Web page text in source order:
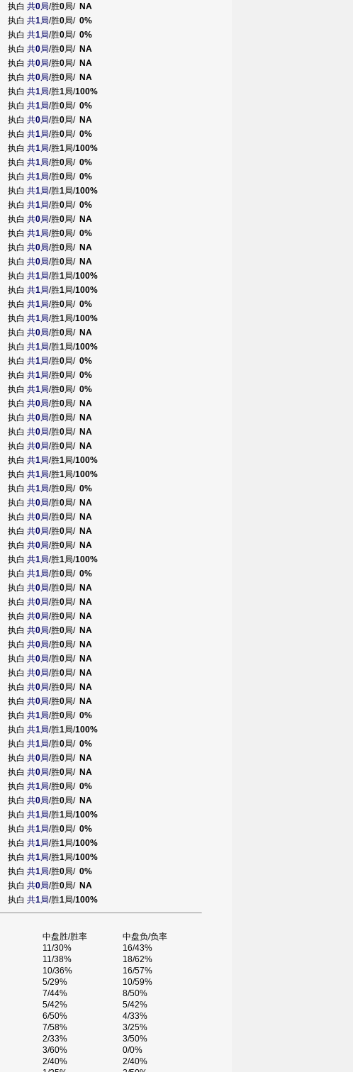
执白 共0局/胜0局/NA
执白 共1局/胜0局/0%
执白 共1局/胜0局/0%
执白 共0局/胜0局/NA
执白 共0局/胜0局/NA
执白 共0局/胜0局/NA
执白 共1局/胜1局/100%
执白 共1局/胜0局/0%
执白 共0局/胜0局/NA
执白 共1局/胜0局/0%
执白 共1局/胜1局/100%
执白 共1局/胜0局/0%
执白 共1局/胜0局/0%
执白 共1局/胜1局/100%
执白 共1局/胜0局/0%
执白 共0局/胜0局/NA
执白 共1局/胜0局/0%
执白 共0局/胜0局/NA
执白 共0局/胜0局/NA
执白 共1局/胜1局/100%
执白 共1局/胜1局/100%
执白 共1局/胜0局/0%
执白 共1局/胜1局/100%
执白 共0局/胜0局/NA
执白 共1局/胜1局/100%
执白 共1局/胜0局/0%
执白 共1局/胜0局/0%
执白 共1局/胜0局/0%
执白 共0局/胜0局/NA
执白 共0局/胜0局/NA
执白 共0局/胜0局/NA
执白 共0局/胜0局/NA
执白 共1局/胜1局/100%
执白 共1局/胜1局/100%
执白 共1局/胜0局/0%
执白 共0局/胜0局/NA
执白 共0局/胜0局/NA
执白 共0局/胜0局/NA
执白 共0局/胜0局/NA
执白 共1局/胜1局/100%
执白 共1局/胜0局/0%
执白 共0局/胜0局/NA
执白 共0局/胜0局/NA
执白 共0局/胜0局/NA
执白 共0局/胜0局/NA
执白 共0局/胜0局/NA
执白 共0局/胜0局/NA
执白 共0局/胜0局/NA
执白 共0局/胜0局/NA
执白 共0局/胜0局/NA
执白 共1局/胜0局/0%
执白 共1局/胜1局/100%
执白 共1局/胜0局/0%
执白 共0局/胜0局/NA
执白 共0局/胜0局/NA
执白 共1局/胜0局/0%
执白 共0局/胜0局/NA
执白 共1局/胜1局/100%
执白 共1局/胜0局/0%
执白 共1局/胜1局/100%
执白 共1局/胜1局/100%
执白 共1局/胜0局/0%
执白 共0局/胜0局/NA
执白 共1局/胜1局/100%
中盘胜/胜率
中盘负/负率
11/30%
16/43%
11/38%
18/62%
10/36%
16/57%
5/29%
10/59%
7/44%
8/50%
5/42%
5/42%
6/50%
4/33%
7/58%
3/25%
2/33%
3/50%
3/60%
0/0%
2/40%
2/40%